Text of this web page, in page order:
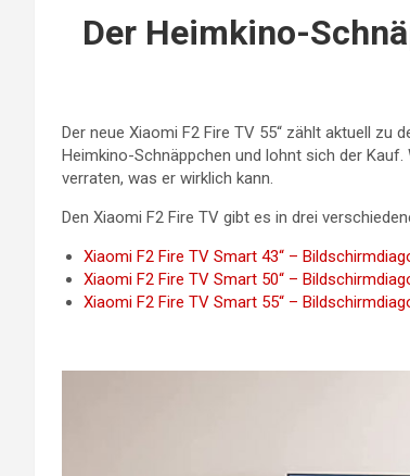
Der Heimkino-
Der neue Xiaomi F2 Fire TV 55“ zählt aktuell
Heimkino-Schnäppchen und lohnt sich der
verraten, was er wirklich kann.
Den Xiaomi F2 Fire TV gibt es in drei
Xiaomi F2 Fire TV Smart 43“ –
Xiaomi F2 Fire TV Smart 50“ –
Xiaomi F2 Fire TV Smart 55“ –